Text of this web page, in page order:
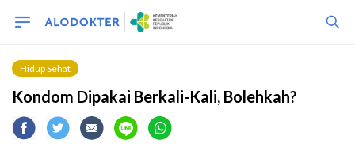
Hidup Sehat
Kondom Dipakai Berkali-Kali, Bolehkah?